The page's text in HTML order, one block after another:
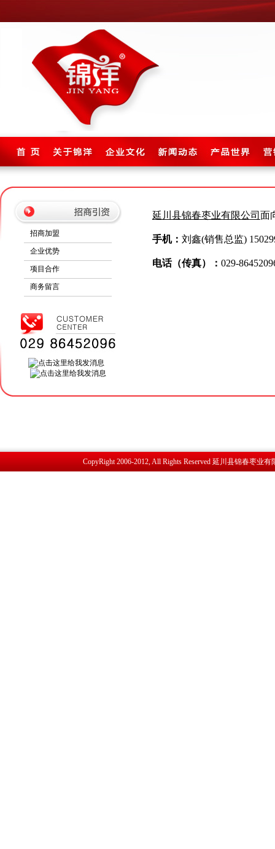
招商加盟
企业优势
项目合作
商务留言
延川县锦春枣业有限公司 面
手机： 刘鑫(销售总监)
电话（传真）： 029-
CopyRight 2006-2012, All Rights Reserved 延川县锦春枣业